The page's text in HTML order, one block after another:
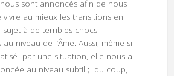
sont annoncés afin de nous
vivre au mieux les transitions en
sujet à de terribles chocs
niveau de l’Âme. Aussi, même si
par une situation, elle nous a
au niveau subtil ; du coup,